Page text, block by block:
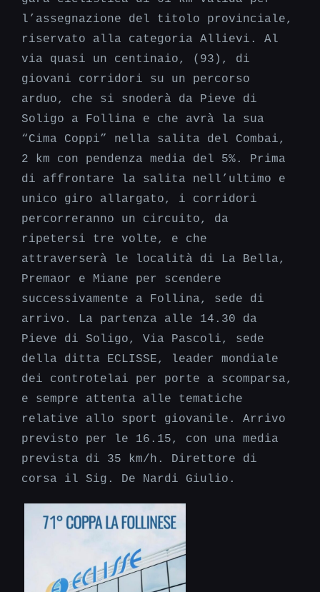
l’assegnazione del titolo provinciale,
riservato alla categoria Allievi. Al
via quasi un centinaio, (93), di
giovani corridori su un percorso
arduo, che si snoderà da Pieve di
Soligo a Follina e che avrà la sua
“Cima Coppi” nella salita del Combai,
2 km con pendenza media del 5%. Prima
di affrontare la salita nell’ultimo e
unico giro allargato, i corridori
percorreranno un circuito, da
ripetersi tre volte, e che
attraverserà le località di La Bella,
Premaor e Miane per scendere
successivamente a Follina, sede di
arrivo. La partenza alle 14.30 da
Pieve di Soligo, Via Pascoli, sede
della ditta ECLISSE, leader mondiale
dei controtelai per porte a scomparsa,
e sempre attenta alle tematiche
relative allo sport giovanile. Arrivo
previsto per le 16.15, con una media
prevista di 35 km/h. Direttore di
corsa il Sig. De Nardi Giulio.